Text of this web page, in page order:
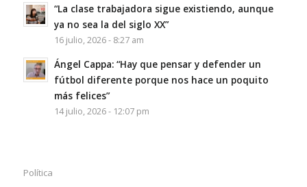
“La clase trabajadora sigue existiendo, aunque
ya no sea la del siglo XX”
16 julio, 2026 - 8:27 am
Ángel Cappa: “Hay que pensar y defender un
fútbol diferente porque nos hace un poquito
más felices”
14 julio, 2026 - 12:07 pm
Política